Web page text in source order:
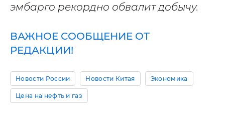
эмбарго рекордно обвалит добычу.
ВАЖНОЕ СООБЩЕНИЕ ОТ
РЕДАКЦИИ!
Новости России Новости Китая Экономика
Цена на нефть и газ